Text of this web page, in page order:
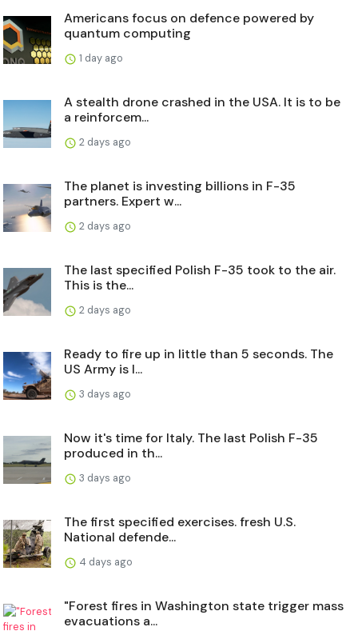
Americans focus on defence powered by
quantum computing
1 day ago
A stealth drone crashed in the USA. It is to be
a reinforcem...
2 days ago
The planet is investing billions in F-35
partners. Expert w...
2 days ago
The last specified Polish F-35 took to the air.
This is the...
2 days ago
Ready to fire up in little than 5 seconds. The
US Army is l...
3 days ago
Now it's time for Italy. The last Polish F-35
produced in th...
3 days ago
The first specified exercises. fresh U.S.
National defende...
4 days ago
"Forest fires in Washington state trigger mass
evacuations a...